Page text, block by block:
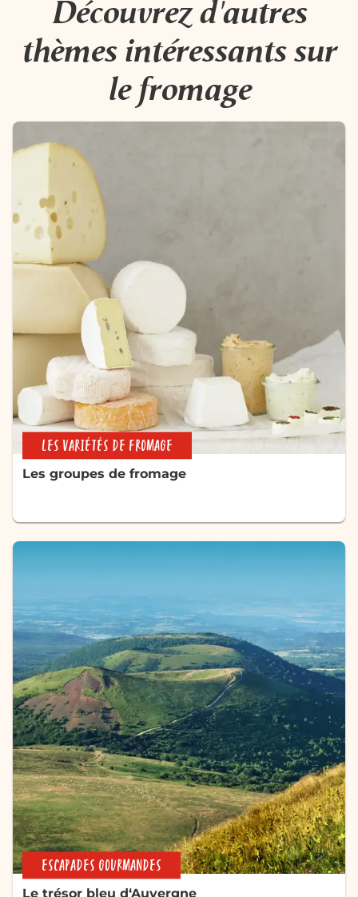
Découvrez d'autres
thèmes intéressants sur
le fromage
LES VARIÉTÉS DE FROMAGE
Les groupes de fromage
ESCAPADES GOURMANDES
Le trésor bleu d‘Auvergne